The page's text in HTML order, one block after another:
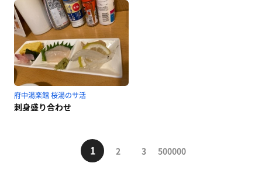
府中湯楽館 桜湯のサ活
刺身盛り合わせ
1 2 3 500000